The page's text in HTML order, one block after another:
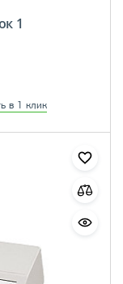
1
в 1 клик